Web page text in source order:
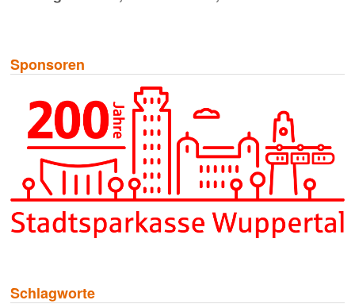
Sponsoren
Schlagworte